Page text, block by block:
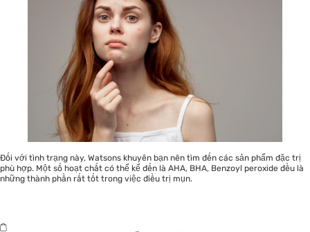
Đối với tình trạng này, Watsons khuyên bạn nên tìm đến các sản phẩm đặc trị
phù hợp. Một số hoạt chất có thể kể đến là AHA, BHA, Benzoyl peroxide đều là
những thành phần rất tốt trong việc điều trị mụn.